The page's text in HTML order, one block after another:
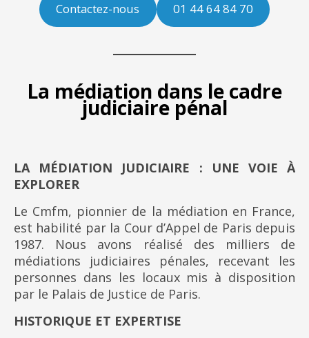
Contactez-nous 01 44 64 84 70
La médiation dans le cadre
judiciaire pénal
LA MÉDIATION JUDICIAIRE : UNE VOIE À
EXPLORER
Le Cmfm, pionnier de la médiation en France,
est habilité par la Cour d’Appel de Paris depuis
1987. Nous avons réalisé des milliers de
médiations judiciaires pénales, recevant les
personnes dans les locaux mis à disposition
par le Palais de Justice de Paris.
HISTORIQUE ET EXPERTISE